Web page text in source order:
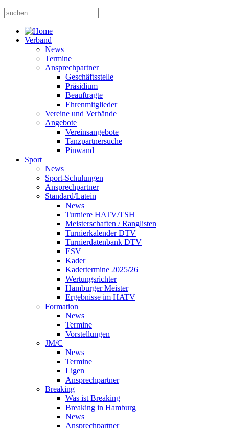
Verband
News
Termine
Ansprechpartner
Geschäftsstelle
Präsidium
Beauftragte
Ehrenmitglieder
Vereine und Verbände
Angebote
Vereinsangebote
Tanzpartnersuche
Pinwand
Sport
News
Sport-Schulungen
Ansprechpartner
Standard/Latein
News
Turniere HATV/TSH
Meisterschaften / Ranglisten
Turnierkalender DTV
Turnierdatenbank DTV
ESV
Kader
Kadertermine 2025/26
Wertungsrichter
Hamburger Meister
Ergebnisse im HATV
Formation
News
Termine
Vorstellungen
JM/C
News
Termine
Ligen
Ansprechpartner
Breaking
Was ist Breaking
Breaking in Hamburg
News
Ansprechpartner